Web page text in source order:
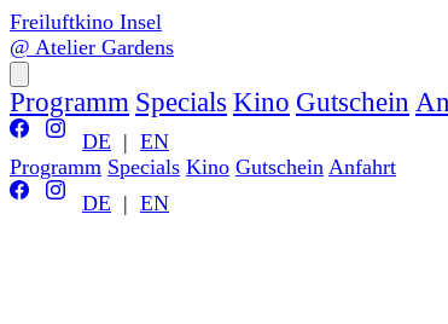
Freiluftkino Insel
@ Atelier Gardens
Programm Specials Kino Gutschein
DE | EN
Programm Specials Kino Gutschein Anfahrt
DE | EN